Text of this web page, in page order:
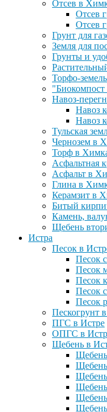
Отсев в
Отсев
Отсев
Грунт для
Земля для
Грунты и
Торфо-
Навоз-
Навоз
Навоз
Тульская
Чернозем в
Торф в
Асфальтная
Асфальт в
Глина в
Керамзит в
Битый
Камень,
Щебень
Истра
Песок в
Песок
Песок
Песок
Песок
Песок
Пескогрунт
ПГС в Истре
ОПГС в
Щебень в